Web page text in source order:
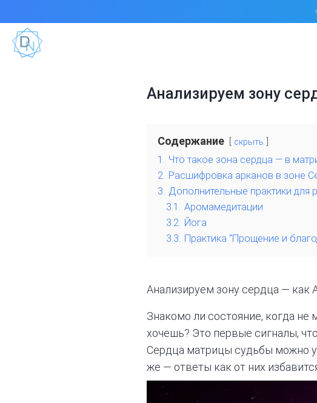
Анализируем зону
Содержание скрыть
1. Что такое зона сердца — в
2. Расшифровка арканов в зоне
3. Дополнительные практики для
3.1. Аромамедитации
3.2. Йога
3.3. Практика “Прощение и
Анализируем зону сердца — как
Знакомо ли состояние, когда не
хочешь? Это первые сигналы,
Сердца матрицы судьбы можно
же — ответы как от них